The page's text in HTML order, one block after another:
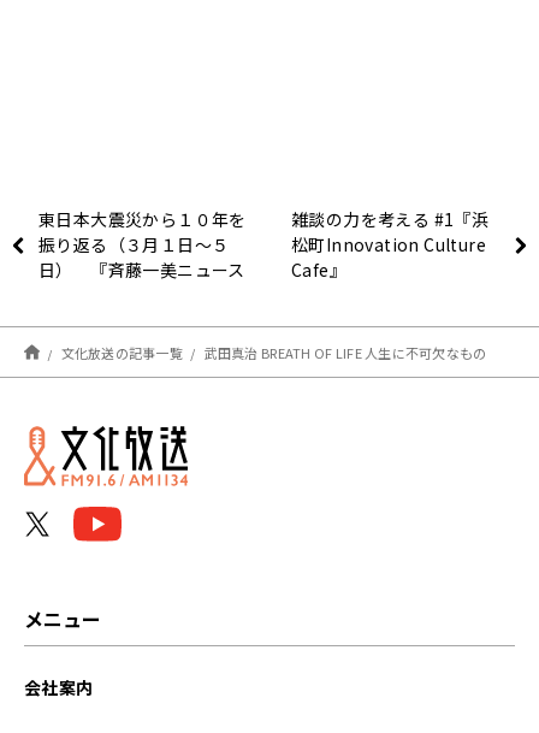
東日本大震災から１０年を
振り返る（３月１日～５
日） 『斉藤一美ニュース
Ｉ』 ～ ”あの時、私
は。そして今” ～
雑談の力を考える #1『浜
松町Innovation Culture
Cafe』
文化放送の記事一覧 武田真治 BREATH OF LIFE 人生に不可欠なもの
メニュー
会社案内